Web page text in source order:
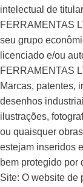
intelectual de
FERRAMENTAS
seu grupo
licenciado e/ou
FERRAMENTAS
Marcas, patentes,
desenhos
ilustrações,
ou quaisquer
estejam inseridos
bem protegido por
Site: O website de